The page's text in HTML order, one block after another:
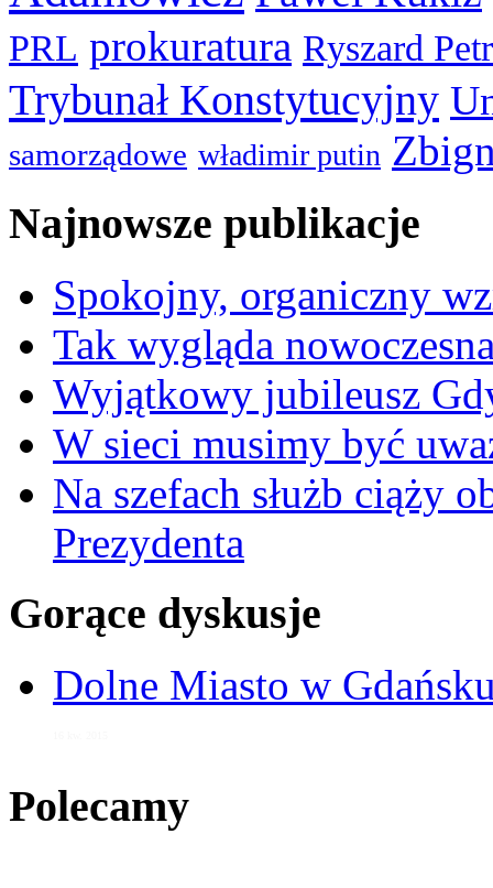
PRL prokuratura Ryszard
Trybunał Konstytucyjny
samorządowe władimir putin
Najnowsze publikacje
Spokojny, organiczny
Tak wygląda
Wyjątkowy jubileusz
W sieci musimy być
Na szefach służb ciąży
Prezydenta
Gorące dyskusje
Dolne Miasto w
Polecamy